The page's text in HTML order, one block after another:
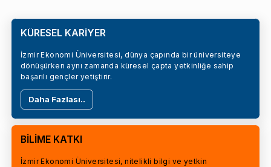
KÜRESEL KARİYER
İzmir Ekonomi Üniversitesi, dünya çapında bir üniversiteye
dönüşürken aynı zamanda küresel çapta yetkinliğe sahip
başarılı gençler yetiştirir.
Daha Fazlası..
BİLİME KATKI
İzmir Ekonomi Üniversitesi, nitelikli bilgi ve yetkin